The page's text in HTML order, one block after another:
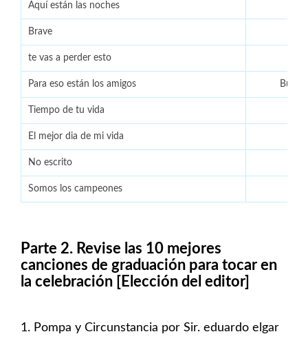
Aquí están las noches
Brave
te vas a perder esto
Para eso están los amigos Burt
Tiempo de tu vida
El mejor dia de mi vida
No escrito
Somos los campeones
Parte 2. Revise las 10 mejores
canciones de graduación para tocar en
la celebración [Elección del editor]
1. Pompa y Circunstancia por Sir. eduardo elgar